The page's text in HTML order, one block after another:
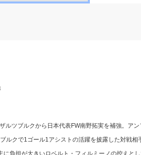
ルツブルクから日本代表FW南野拓実を補強。アン
ルクで1ゴール1アシストの活躍を披露した対戦相
負担が大きいロベルト・フィルミーノの控えと